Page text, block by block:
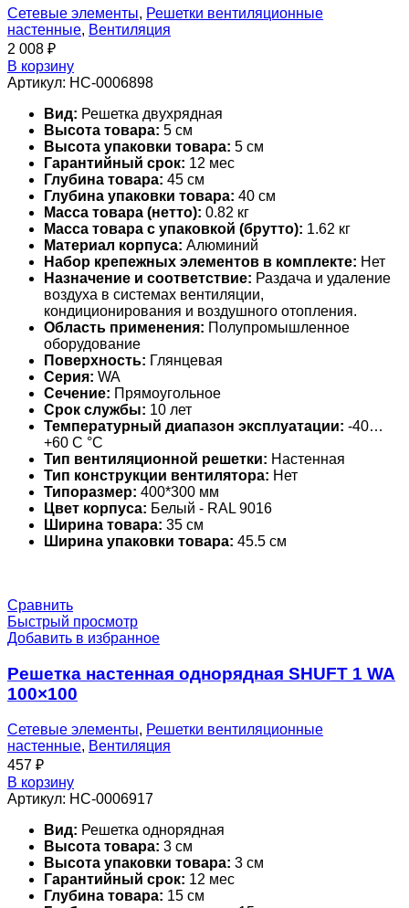
Сетевые элементы, Решетки вентиляционные
настенные, Вентиляция
2 008 ₽
В корзину
Артикул: НС-0006898
Вид: Решетка двухрядная
Высота товара: 5 см
Высота упаковки товара: 5 см
Гарантийный срок: 12 мес
Глубина товара: 45 см
Глубина упаковки товара: 40 см
Масса товара (нетто): 0.82 кг
Масса товара с упаковкой (брутто): 1.62 кг
Материал корпуса: Алюминий
Набор крепежных элементов в комплекте: Нет
Назначение и соответствие: Раздача и удаление
воздуха в системах вентиляции,
кондиционирования и воздушного отопления.
Область применения: Полупромышленное
оборудование
Поверхность: Глянцевая
Серия: WA
Сечение: Прямоугольное
Срок службы: 10 лет
Температурный диапазон эксплуатации: -40…
+60 С °С
Тип вентиляционной решетки: Настенная
Тип конструкции вентилятора: Нет
Типоразмер: 400*300 мм
Цвет корпуса: Белый - RAL 9016
Ширина товара: 35 см
Ширина упаковки товара: 45.5 см
Сравнить
Быстрый просмотр
Добавить в избранное
Решетка настенная однорядная SHUFT 1 WA
100×100
Сетевые элементы, Решетки вентиляционные
настенные, Вентиляция
457 ₽
В корзину
Артикул: НС-0006917
Вид: Решетка однорядная
Высота товара: 3 см
Высота упаковки товара: 3 см
Гарантийный срок: 12 мес
Глубина товара: 15 см